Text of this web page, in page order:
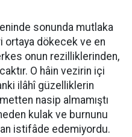
sonunda mutlaka
ortaya dökecek ve en
onun rezilliklerinden,
O hâin vezirin içi
ilâhî güzelliklerin
nasip almamıştı
kulak ve burnunu
istifâde edemiyordu.